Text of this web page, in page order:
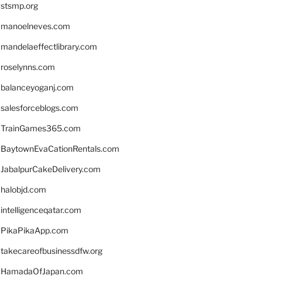
stsmp.org
manoelneves.com
mandelaeffectlibrary.com
roselynns.com
balanceyoganj.com
salesforceblogs.com
TrainGames365.com
BaytownEvaCationRentals.com
JabalpurCakeDelivery.com
halobjd.com
intelligenceqatar.com
PikaPikaApp.com
takecareofbusinessdfw.org
HamadaOfJapan.com